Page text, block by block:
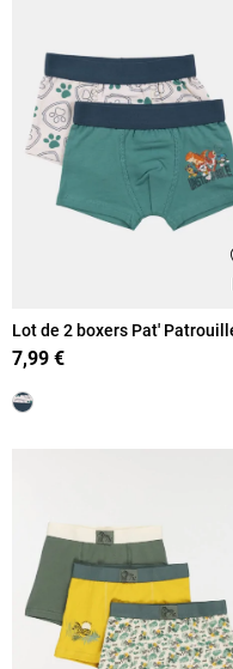
Lot de 2 boxers Pat'
garçon
7,99 €